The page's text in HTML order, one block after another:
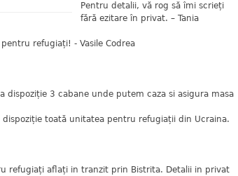
Pentru detalii, vă rog să îmi scrieți
fără ezitare în privat. – Tania
refugiați! - Vasile Codrea
dispoziție 3 cabane unde putem caza si asigura masa
dispoziție toată unitatea pentru refugiații din Ucraina.
refugiați aflați in tranzit prin Bistrita. Detalii in privat